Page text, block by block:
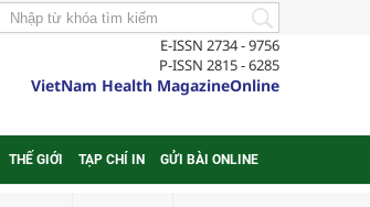
E-ISSN 2734 - 9756
P-ISSN 2815 - 6285
VietNam Health MagazineOnline
THẾ GIỚI TẠP CHÍ IN GỬI BÀI ONLINE